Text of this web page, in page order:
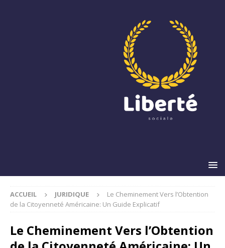
ACCUEIL JURIDIQUE
Le Cheminement Vers l’Obtention
de la Citoyenneté Américaine: Un Guide Explicatif
Le Cheminement Vers l’Obtention